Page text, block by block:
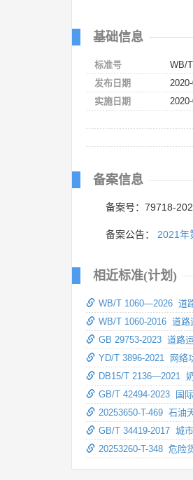
基础信息
标准号
WB/
发布日期
实施日期
备案信息
备案号：79718-
备案公告： 2021年
相近标准(计划)
WB/T 1060—2026 道
WB/T 1060-2016 道路
GB 29753-2023 道路
YD/T 3896-2021 网络
DB15/T 2136—2021
GB/T 42494-2023 国
20253650-T-469 石油
GB/T 34419-2017 城
20253260-T-348 危险